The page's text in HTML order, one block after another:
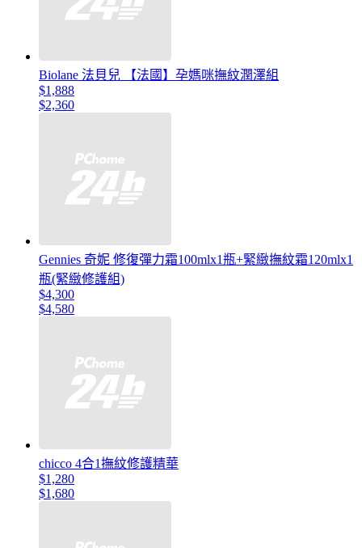
Biolane 法貝兒 【法國】孕媽咪撫紋潤澤組
$1,888
$2,360
Gennies 奇妮 修復彈力霜100mlx1瓶+緊緻撫紋霜120mlx1
瓶(緊緻修護組)
$4,300
$4,580
chicco 4合1撫紋修護精華
$1,280
$1,680